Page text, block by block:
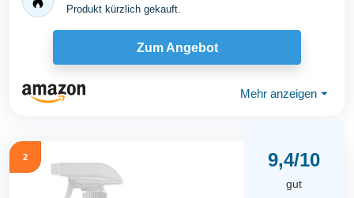
Produkt kürzlich gekauft.
Zum Angebot
Mehr anzeigen ⏷
2 9,4/10
gut